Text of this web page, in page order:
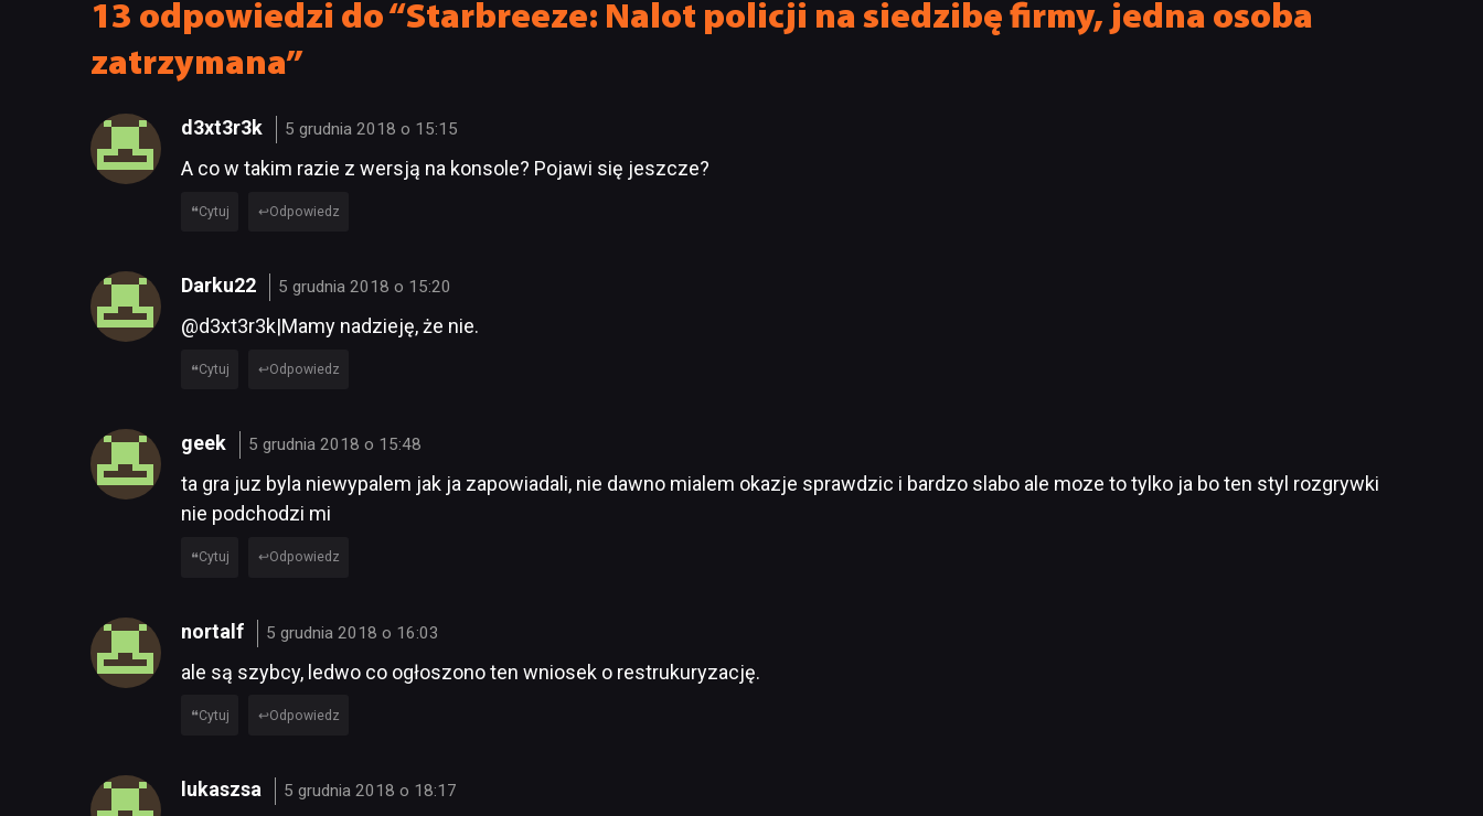
13 odpowiedzi do “Starbreeze: Nalot policji na siedzibę firmy, jedna osoba
zatrzymana”
d3xt3r3k 5 grudnia 2018 o 15:15
A co w takim razie z wersją na konsole? Pojawi się jeszcze?
Cytuj Odpowiedz
Darku22 5 grudnia 2018 o 15:20
@d3xt3r3k|Mamy nadzieję, że nie.
Cytuj Odpowiedz
geek 5 grudnia 2018 o 15:48
ta gra juz byla niewypalem jak ja zapowiadali, nie dawno mialem okazje sprawdzic i bardzo slabo ale moze to tylko ja bo ten styl rozgrywki
nie podchodzi mi
Cytuj Odpowiedz
nortalf 5 grudnia 2018 o 16:03
ale są szybcy, ledwo co ogłoszono ten wniosek o restrukuryzację.
Cytuj Odpowiedz
lukaszsa 5 grudnia 2018 o 18:17